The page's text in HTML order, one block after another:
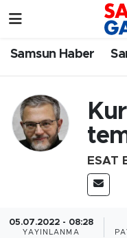
Samsun Haber
ESAT
05.07.2022 - 08:28
YAYINLANMA
Samsun Haber
Samsun
Resmi İlanlar
Samsun
SAMSUN
Samsun Trafik
Süper Lig
Tüm Manşetler